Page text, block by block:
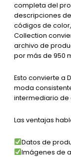
completa del
descripciones
códigos de
Collection
archivo de
por más de 950
Esto convierte a
moda
intermediario de
Las ventajas
Datos de
Imágenes de